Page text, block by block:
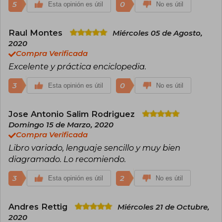
considera una referencia esencial para
2000, también se formó como sanador
espiritual, integrando enfoques holísticos en su
Actualmente, Chevallier continúa su labor
educativa y terapéutica, ofreciendo seminarios y
consultas, y promoviendo el uso responsable
de las plantas medicinales en la salud cotidiana.
5 Esta opinión es útil 0 No es útil
Raul Montes
Miércoles 05 de Agosto,
2020
Compra Verificada
Excelente y práctica enciclopedia.
3 Esta opinión es útil 0 No es útil
Jose Antonio Salim Rodriguez
Domingo 15 de Marzo, 2020
Compra Verificada
Libro variado, lenguaje sencillo y muy bien
diagramado. Lo recomiendo.
3 Esta opinión es útil 2 No es útil
Andres Rettig
Miércoles 21 de Octubre,
2020